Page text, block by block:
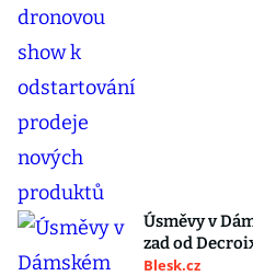
Úsměvy v
zad od
Blesk.cz